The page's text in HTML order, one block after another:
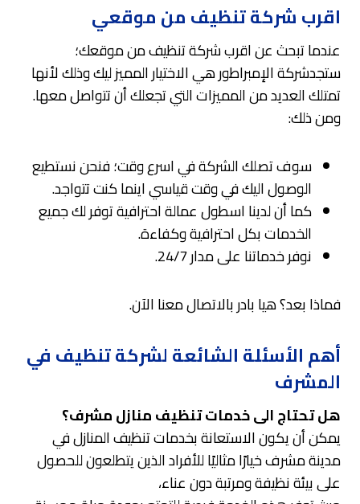
اقرب شركة تنظيف من موقعي
عندما تبحث عن اقرب شركة تنظيف من موقعك؛
ستجدشركة الإمبراطور هي الاختيار المميز ليك وذلك لأنها
تمتلك العديد من المميزات التي تجعلك أن تتواصل معها.
ومن ذلك:
سوف تصلك الشركة في اسرع وقت؛ فنحن نستطيع
الوصول اليك في وقت قياسي اينما كنت تتواجد.
كما أن لدينا اسطول عمالة احترافية توفر لك جميع
الخدمات بكل احترافية وكفاءة.
نوفر خدماتنا على مدار 24/7.
فماذا بعد؟ هيا بادر بالاتصال معنا الآن.
أهم الأسئلة الشائعة لشركة تنظيف في
المشرف
هل تحتاج الى خدمات تنظيف منازل مشرف؟
يمكن أن يكون الاستعانة بخدمات تنظيف المنازل في
مدينة مشرف خيارًا مثاليًا للأفراد الذين يتطلعون للحصول
على بيئة نظيفة ومرتبة دون عناء،